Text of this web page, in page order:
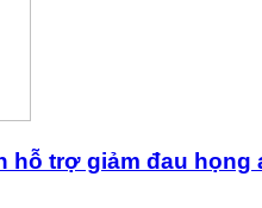
hỗ trợ giảm đau họng